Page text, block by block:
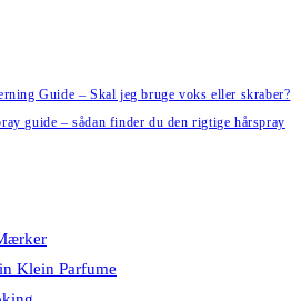
Guide – Skal jeg bruge voks eller skraber?
guide – sådan finder du den rigtige hårspray
Klein Parfume